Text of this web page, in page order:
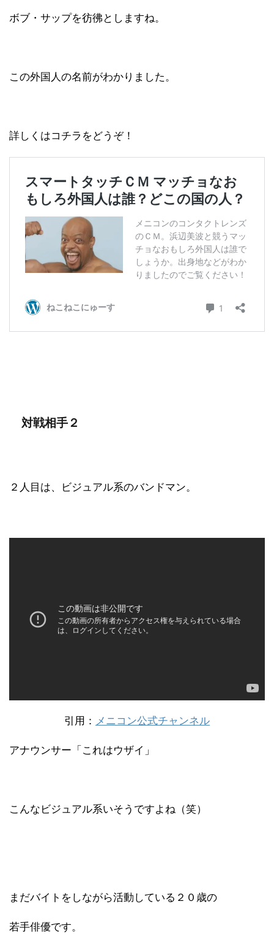
ボブ・サップを彷彿としますね。
この外国人の名前がわかりました。
詳しくはコチラをどうぞ！
対戦相手２
２人目は、ビジュアル系のバンドマン。
引用： メニコン公式チャンネル
アナウンサー「これはウザイ」
こんなビジュアル系いそうですよね（笑）
まだバイトをしながら活動している２０歳の
若手俳優です。